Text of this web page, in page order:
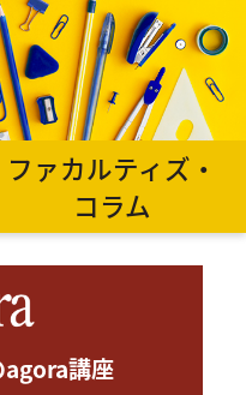
ファカルティズ・
コラム
agora講座